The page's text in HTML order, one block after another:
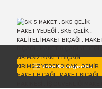
Tüm Kategoriler